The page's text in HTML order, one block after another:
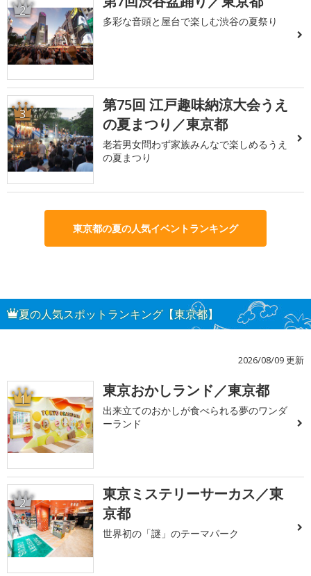
2
多彩な音頭と屋台で楽しむ渋谷の夏祭り
3
第75回 江戸趣味納涼大会うえ
の夏まつり／東京都
老若男女問わず家族みんなで楽しめるうえ
の夏まつり
東京都の夏の人気イベントランキング
夏の人気スポットランキング【東京都】
2026/08/09 更新
1 東京おかしランド／東京都
出来立てのおかしが食べられる夢のワンダ
ーランド
2
東京ミステリーサーカス／東
京都
世界初の「謎」のテーマパーク